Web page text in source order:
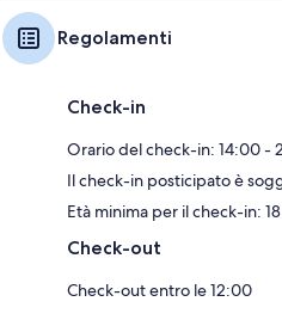
Regolamenti
Check-in
Orario del check-in: 14:00 -
Il check-in posticipato è
Età minima per il check-in: 18
Check-out
Check-out entro le 12:00